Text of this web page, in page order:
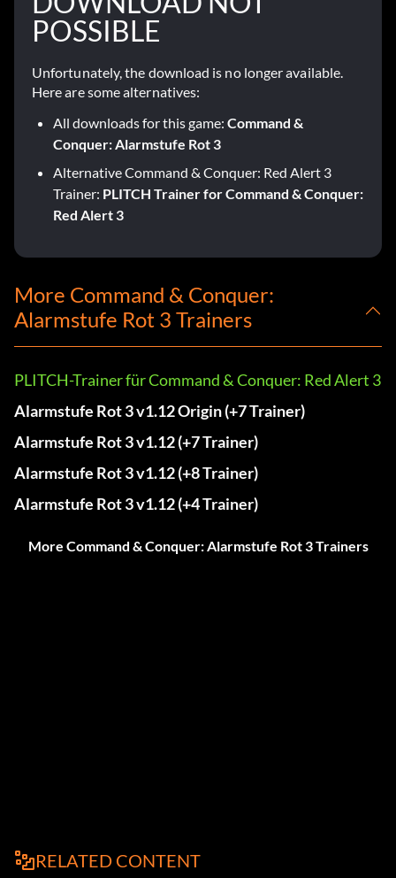
POSSIBLE
Unfortunately, the download is no longer available.
Here are some alternatives:
All downloads for this game: Command &
Conquer: Alarmstufe Rot 3
Alternative Command & Conquer: Red Alert 3
Trainer: PLITCH Trainer for Command & Conquer:
Red Alert 3
More Command & Conquer:
Alarmstufe Rot 3 Trainers
PLITCH-Trainer für Command & Conquer: Red Alert 3
Alarmstufe Rot 3 v1.12 Origin (+7 Trainer)
Alarmstufe Rot 3 v1.12 (+7 Trainer)
Alarmstufe Rot 3 v1.12 (+8 Trainer)
Alarmstufe Rot 3 v1.12 (+4 Trainer)
More Command & Conquer: Alarmstufe Rot 3 Trainers
RELATED CONTENT